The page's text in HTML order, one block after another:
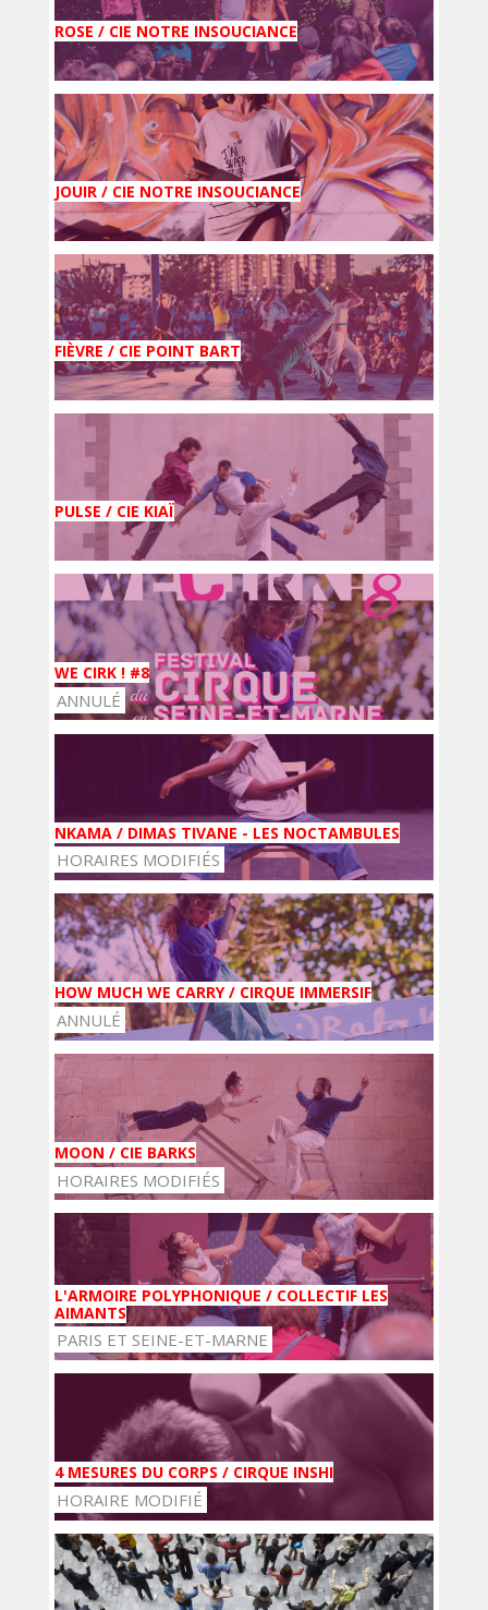
ROSE / CIE NOTRE INSOUCIANCE
JOUIR / CIE NOTRE INSOUCIANCE
FIÈVRE / CIE POINT BART
PULSE / CIE KIAÏ
WE CIRK ! #8
ANNULÉ
NKAMA / DIMAS TIVANE - LES NOCTAMBULES
HORAIRES MODIFIÉS
HOW MUCH WE CARRY / CIRQUE IMMERSIF
ANNULÉ
MOON / CIE BARKS
HORAIRES MODIFIÉS
L'ARMOIRE POLYPHONIQUE / COLLECTIF LES
AIMANTS
PARIS ET SEINE-ET-MARNE
4 MESURES DU CORPS / CIRQUE INSHI
HORAIRE MODIFIÉ